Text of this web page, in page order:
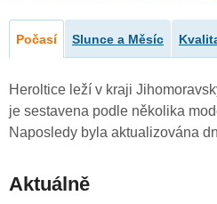
Počasí Slunce a Měsíc
Heroltice leží v kraji
je sestavena podle několika
Naposledy byla aktualizována
Aktuálně